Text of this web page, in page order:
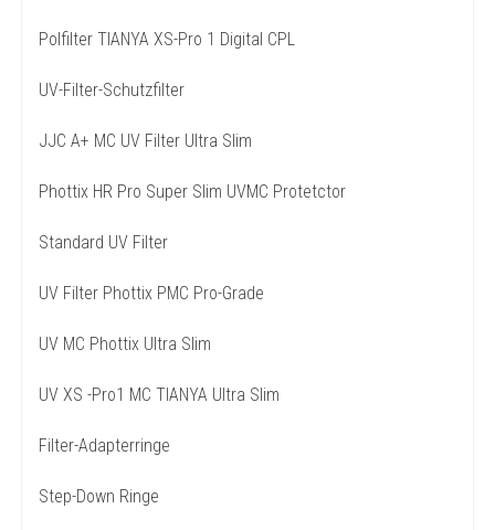
Polfilter TIANYA XS-Pro 1 Digital CPL
UV-Filter-Schutzfilter
JJC A+ MC UV Filter Ultra Slim
Phottix HR Pro Super Slim UVMC Protetctor
Standard UV Filter
UV Filter Phottix PMC Pro-Grade
UV MC Phottix Ultra Slim
UV XS -Pro1 MC TIANYA Ultra Slim
Filter-Adapterringe
Step-Down Ringe